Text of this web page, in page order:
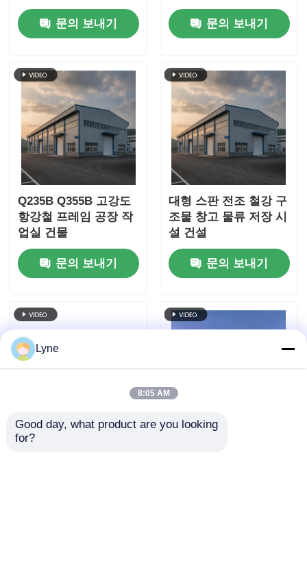
문의 보내기 문의 보내기
Q235B Q355B 고강도
항강철 프레임 공장 작
업실 건물
문의 보내기
대형 스판 전조 철강 구
조물 창고 물류 저장 시
설 건설
문의 보내기
Q235B Q355B ASTM
Lyne
8:05 AM
Good day, what product are you looking
for?